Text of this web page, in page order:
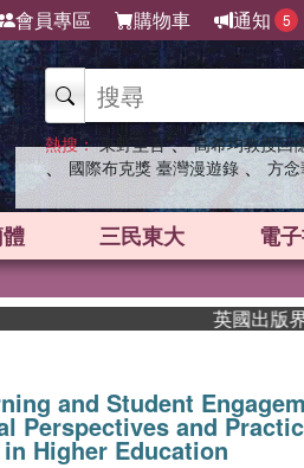
會員專區 購物車 通知 5
熱搜： 東野圭吾 、 高希均教授回
、 國際布克獎 臺灣漫遊錄 、 方
三民東大 電
英國出版界指
and Student
Perspectives and
Higher Education